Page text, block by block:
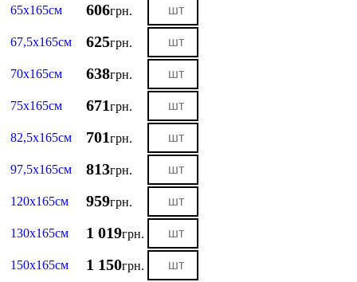
65х165см 606грн.
67,5х165см 625грн.
70х165см 638грн.
75х165см 671грн.
82,5х165см 701грн.
97,5х165см 813грн.
120х165см 959грн.
130х165см 1 019грн.
150х165см 1 150грн.